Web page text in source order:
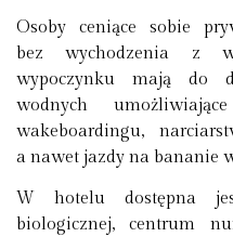
Osoby ceniące sobie
bez wychodzenia z
wypoczynku mają do
wodnych
wakeboardingu,
a nawet jazdy na bananie
W hotelu dostępna
biologicznej, centrum